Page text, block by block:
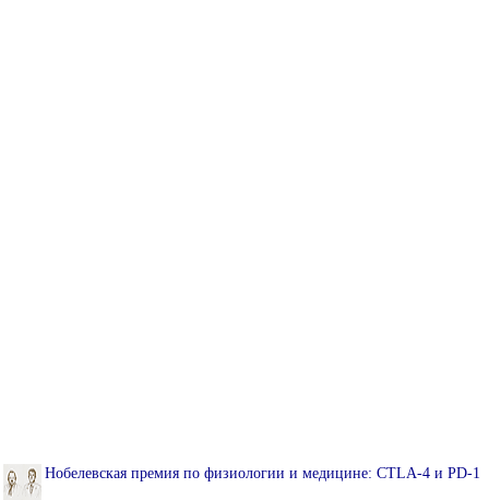
Нобелевская премия по физиологии и медицине: CTLA-4 и PD-1